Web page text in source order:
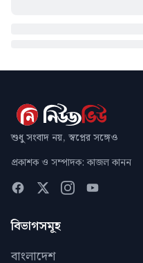
শুধু সংবাদ নয়, স্বপ্নের সঙ্গেও
প্রকাশক ও সম্পাদক: কাজল কানন
বিভাগসমূহ
বাংলাদেশ